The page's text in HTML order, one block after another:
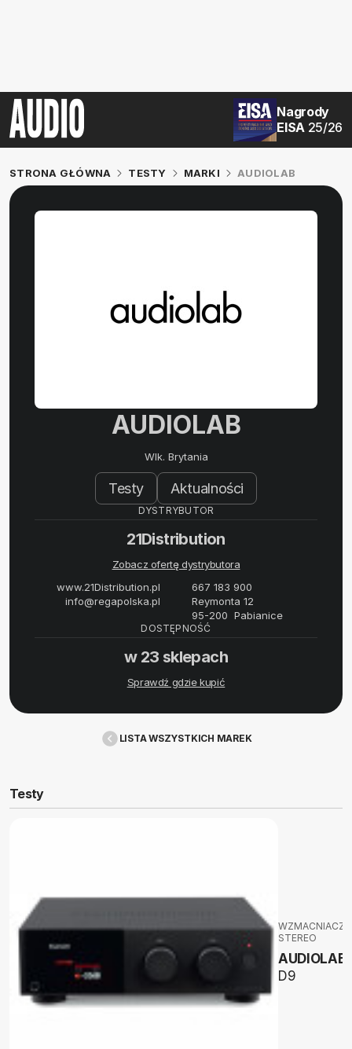
Nagrody
EISA 25/26
STRONA GŁÓWNA TESTY MARKI AUDIOLAB
AUDIOLAB
Wlk. Brytania
Testy Aktualności
DYSTRYBUTOR
21Distribution
Zobacz ofertę dystrybutora
www.21Distribution.pl
info@regapolska.pl
667 183 900
Reymonta 12
95-200 Pabianice
DOSTĘPNOŚĆ
w 23 sklepach
Sprawdź gdzie kupić
LISTA WSZYSTKICH MAREK
Testy
WZMACNIACZE
STEREO
AUDIOLAB
D9